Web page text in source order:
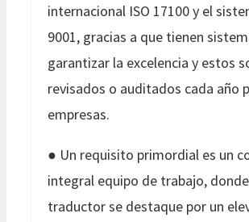
internacional ISO 17100 y el
9001, gracias a que tienen
garantizar la excelencia y estos
revisados o auditados cada año
empresas.
● Un requisito primordial es un
integral equipo de trabajo,
traductor se destaque por un